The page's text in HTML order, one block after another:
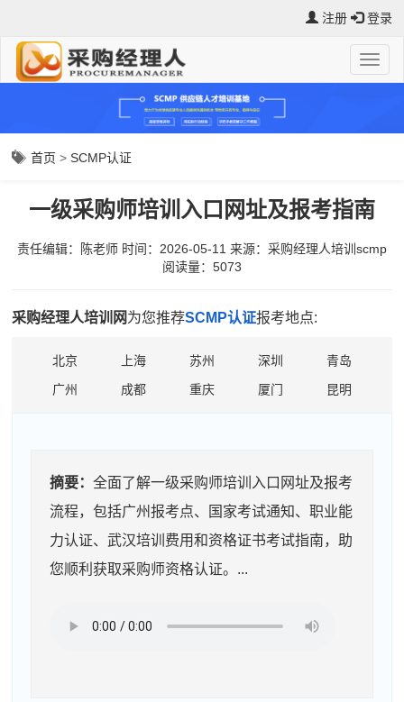
注册 登录
首页 >SCMP认证
一级采购师培训入口网址及报考指南
责任编辑：陈老师 时间：2026-05-11 来源： 采购经理人培训scmp
阅读量：5073
采购经理人培训网为您推荐SCMP认证报考地点:
北京 上海 苏州 深圳
青岛
广州
成都 重庆 厦门 昆明
摘要：全面了解一级采购师培训入口网址及报考
流程，包括广州报考点、国家考试通知、职业能
力认证、武汉培训费用和资格证书考试指南，助
您顺利获取采购师资格认证。...